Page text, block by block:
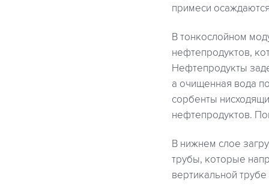
примеси
В тонкослойном
нефтепродуктов,
Нефтепродукты
а очищенная вода
сорбенты
нефтепродуктов.
В нижнем слое
трубы, которые
вертикальной